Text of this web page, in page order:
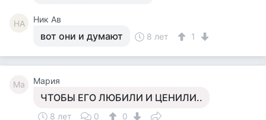
НА Ник Ав
вот они и думают 8 лет 1
Ма Мария
ЧТОБЫ ЕГО ЛЮБИЛИ И ЦЕНИЛИ..
8 лет 0 0